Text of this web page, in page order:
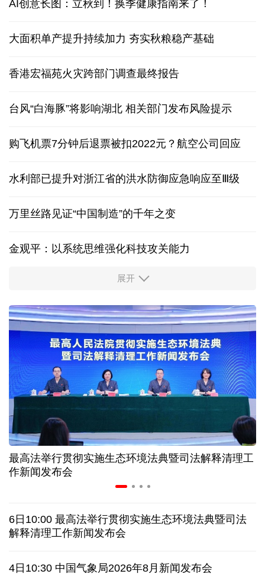
AI创意长图：立秋到！换季健康指南来了！
大面积单产提升持续加力 夯实秋粮稳产基础
香港宏福苑火灾跨部门调查最终报告
台风“白海豚”将影响湖北 相关部门发布风险提示
购飞机票7分钟后退票被扣2022元？航空公司回应
水利部已提升对浙江省的洪水防御应急响应至Ⅲ级
万里丝路见证“中国制造”的千年之变
金观平：以系统思维强化科技攻关能力
柔性制造，高效匹配差异化需求
“零关税”实施100天 见证中非合作新气象
高温下用电负荷创新高 解码今夏的清凉底气
活力中国调研行丨弯道超车 如何“皖”美提速
年中经济观察 服务实体经济 财政金融打出"组合拳"
7月份中国仓储指数保持扩张 行业运行韧性较强
伊朗：与阿曼“接近”达成协议但并不意味重开海峡
一无人机自罗马尼亚方向进入保加利亚领空后爆炸
展开
最高法举行贯彻实施生态环境法典暨司法解释清理工
作新闻发布会
6日10:00 最高法举行贯彻实施生态环境法典暨司法
解释清理工作新闻发布会
4日10:30 中国气象局2026年8月新闻发布会